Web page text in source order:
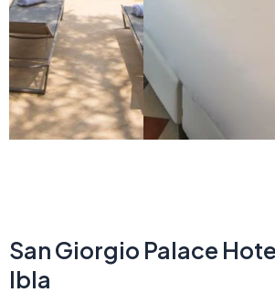
San Giorgio Palace
Ibla